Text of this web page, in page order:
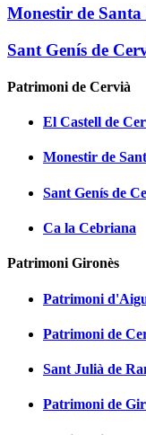
Monestir de
Sant Genís de
Patrimoni de Cervià
El Castell de
Monestir de
Sant Genís de
Ca la Cebriana
Patrimoni Gironès
Patrimoni
Patrimoni de
Sant Julià de
Patrimoni de